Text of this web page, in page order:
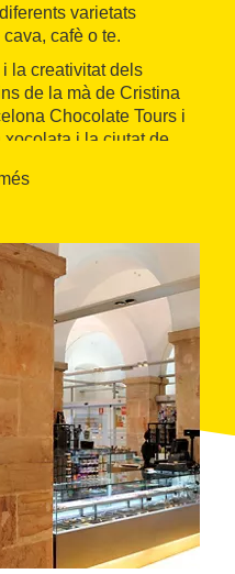
varietats
cafè o te.
la creativitat dels
de la mà de Cristina
Chocolate Tours i
i la ciutat de